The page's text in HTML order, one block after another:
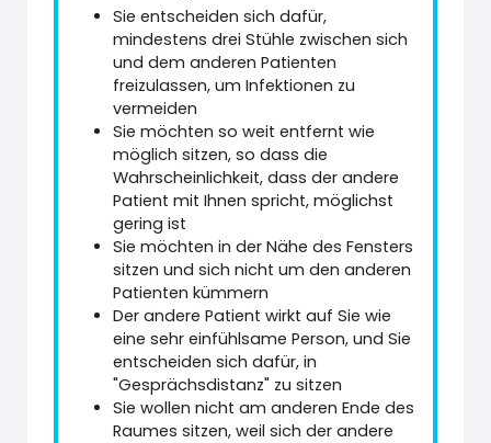
Sie entscheiden sich dafür,
mindestens drei Stühle zwischen sich
und dem anderen Patienten
freizulassen, um Infektionen zu
vermeiden
Sie möchten so weit entfernt wie
möglich sitzen, so dass die
Wahrscheinlichkeit, dass der andere
Patient mit Ihnen spricht, möglichst
gering ist
Sie möchten in der Nähe des Fensters
sitzen und sich nicht um den anderen
Patienten kümmern
Der andere Patient wirkt auf Sie wie
eine sehr einfühlsame Person, und Sie
entscheiden sich dafür, in
"Gesprächsdistanz" zu sitzen
Sie wollen nicht am anderen Ende des
Raumes sitzen, weil sich der andere